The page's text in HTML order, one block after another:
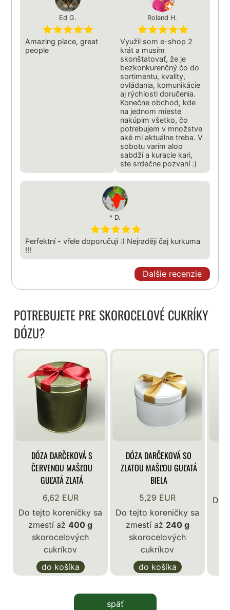
Ed G.
Amazing place, great
people
Roland H.
Využil som e-shop 2
krát a musím
skonštatovať, že je
bezkonkurenčný čo do
sortimentu, kvality,
ovládania, komunikácie
aj rýchlosti doručenia.
Konečne obchod, kde
na jednom mieste
nakúpim všetko, čo
potrebujem v množstve
aké mi aktuálne treba. V
sobotu varím aloo
sabdží a kuracie kari,
ste srdečne pozvaní :)
* D.
Perfektní - vřele doporučuji :) Nejraději čaj kurkuma
!!!
Dalšie recenzie
POTREBUJETE PRE SKOROCELOVÉ CUKRÍKY
DÓZU?
DÓZA DARČEKOVÁ S
ČERVENOU MAŠĽOU
GUĽATÁ ZLATÁ
6,62 EUR
Do tejto koreničky sa
zmestí až400 g
skorocelových
cukríkov
do košíka
DÓZA DARČEKOVÁ SO
ZLATOU MAŠĽOU GUĽATÁ
BIELA
5,29 EUR
Do tejto koreničky sa
zmestí až 240 g
skorocelových
cukríkov
do košíka
Do
späť